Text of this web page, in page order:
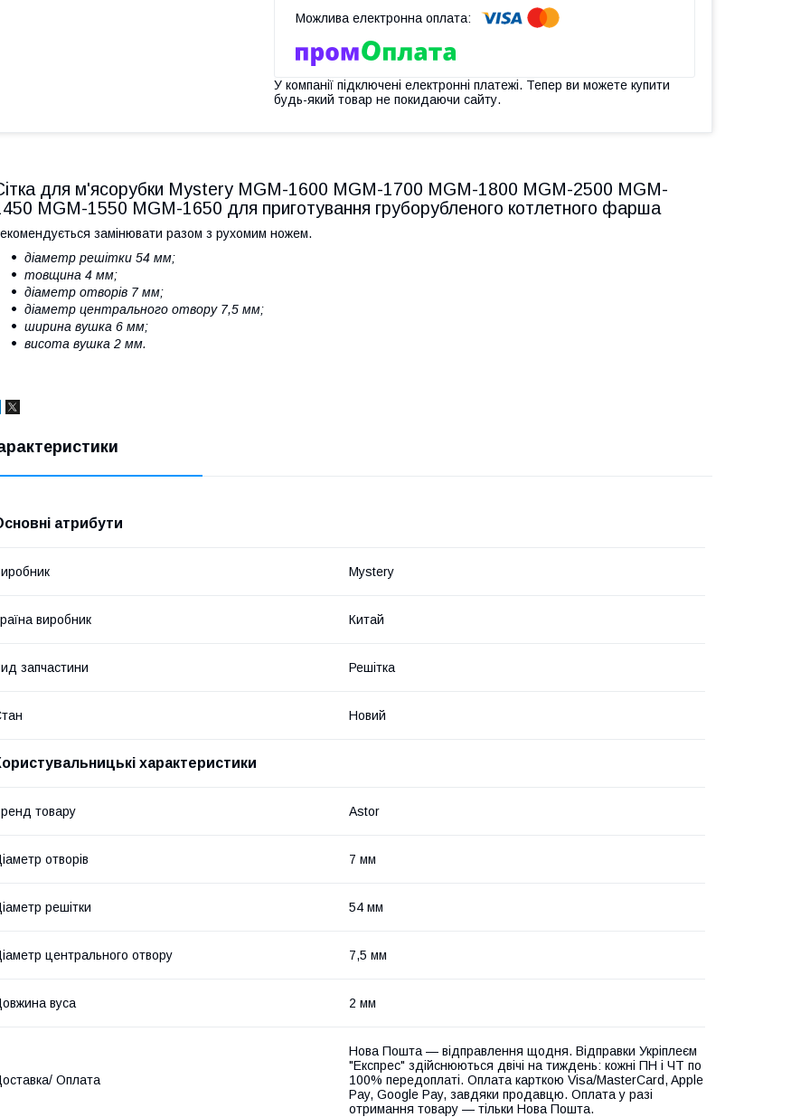
У компанії підключені електронні платежі. Тепер ви можете купити
будь-який товар не покидаючи сайту.
для м'ясорубки Mystery MGM-1600 MGM-1700 MGM-1800 MGM-2500 MGM-
MGM-1550 MGM-1650 для приготування груборубленого котлетного фарша
замінювати разом з рухомим ножем.
діаметр решітки 54 мм;
товщина 4 мм;
діаметр отворів 7 мм;
діаметр центрального отвору 7,5 мм;
ширина вушка 6 мм;
висота вушка 2 мм.
атрибути
Mystery
виробник Китай
запчастини Решітка
Новий
характеристики
товару Astor
отворів 7 мм
решітки 54 мм
центрального отвору 7,5 мм
вуса 2 мм
Оплата
Нова Пошта — відправлення щодня. Відправки Укріплеєм
"Експрес" здійснюються двічі на тиждень: кожні ПН і ЧТ по
100% передоплаті. Оплата карткою Visa/MasterCard, Apple
Pay, Google Pay, завдяки продавцю. Оплата у разі
отримання товару — тільки Нова Пошта.